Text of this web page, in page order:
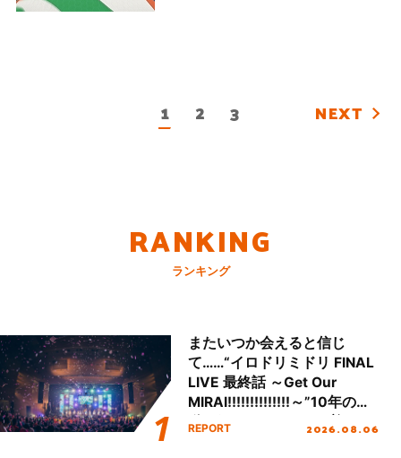
1 2 3 NEXT
RANKING
ランキング
またいつか会えると信じ
て……“イロドリミドリ FINAL
LIVE 最終話 ～Get Our
MIRAI!!!!!!!!!!!!!!～”10年の活
動を経てファイナルを迎える
REPORT 2026.08.06